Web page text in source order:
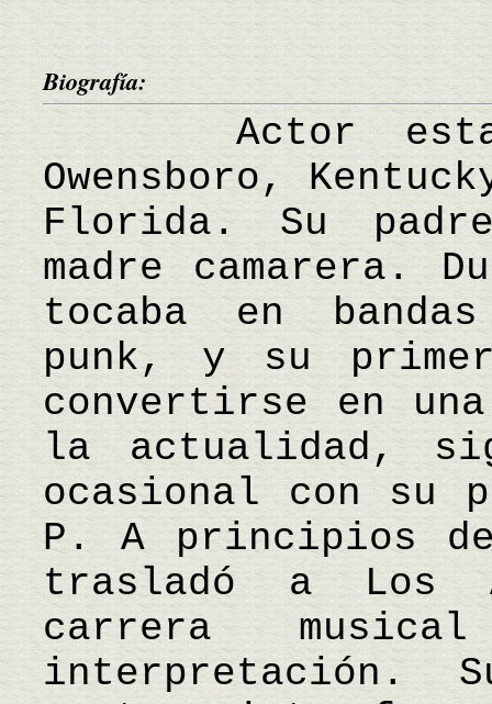
Biografía:
Actor
Owensboro,
Florida. Su
madre camarera.
tocaba en
punk, y su
convertirse en
la actualidad,
ocasional con su
P. A principios
trasladó a Los
carrera
interpretación.